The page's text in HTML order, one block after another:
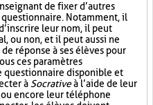
de fixer d’autres
Notamment, il
leur nom, il peut
ou non, et il peut aussi ne
réponse à ses élèves pour
ces paramètres
questionnaire disponible et
à Socrativeà l’aide de leur
encore leur téléphone